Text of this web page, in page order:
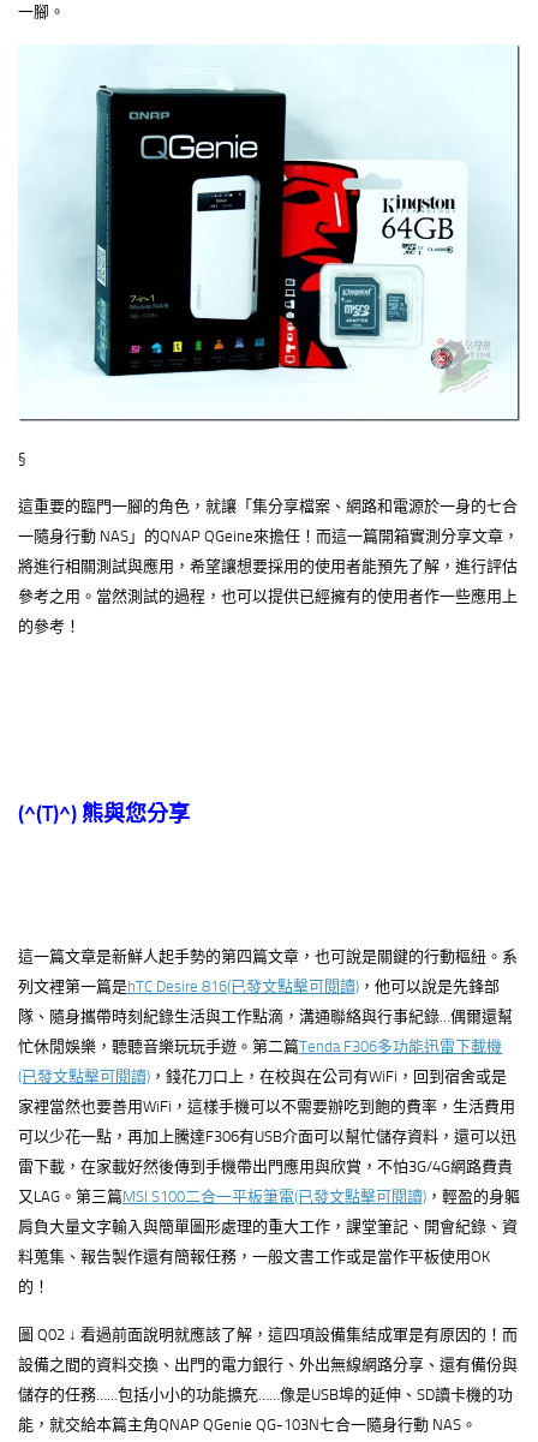
一腳。
§
這重要的臨門一腳的角色，就讓「集分享檔案、網路和電源於一身的七合
一隨身行動 NAS」的QNAP QGeine來擔任！而這一篇開箱實測分享文章，
將進行相關測試與應用，希望讓想要採用的使用者能預先了解，進行評估
參考之用。當然測試的過程，也可以提供已經擁有的使用者作一些應用上
的參考！
(^(T)^) 熊與您分享
這一篇文章是新鮮人起手勢的第四篇文章，也可說是關鍵的行動樞紐。系
列文裡第一篇是hTC Desire 816(已發文點擊可閱讀) ，他可以說是先鋒部
隊、隨身攜帶時刻紀錄生活與工作點滴，溝通聯絡與行事紀錄…偶爾還幫
忙休閒娛樂，聽聽音樂玩玩手遊。第二篇Tenda F306多功能迅雷下載機
(已發文點擊可閱讀) ，錢花刀口上，在校與在公司有WiFi，回到宿舍或是
家裡當然也要善用WiFi，這樣手機可以不需要辦吃到飽的費率，生活費用
可以少花一點，再加上騰達F306有USB介面可以幫忙儲存資料，還可以迅
雷下載，在家載好然後傳到手機帶出門應用與欣賞，不怕3G/4G網路費貴
又LAG。第三篇MSI S100二合一平板筆電(已發文點擊可閱讀) ，輕盈的身軀
肩負大量文字輸入與簡單圖形處理的重大工作，課堂筆記、開會紀錄、資
料蒐集、報告製作還有簡報任務，一般文書工作或是當作平板使用OK
的！
圖 Q02 ↓ 看過前面說明就應該了解，這四項設備集結成軍是有原因的！而
設備之間的資料交換、出門的電力銀行、外出無線網路分享、還有備份與
儲存的任務……包括小小的功能擴充……像是USB埠的延伸、SD讀卡機的功
能，就交給本篇主角QNAP QGenie QG-103N七合一隨身行動 NAS。